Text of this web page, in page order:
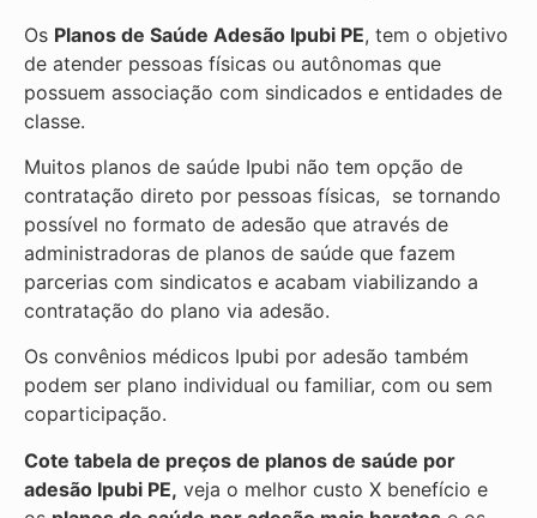
Os Planos de Saúde Adesão Ipubi PE, tem o objetivo
de atender pessoas físicas ou autônomas que
possuem associação com sindicados e entidades de
classe.
Muitos planos de saúde Ipubi não tem opção de
contratação direto por pessoas físicas, se tornando
possível no formato de adesão que através de
administradoras de planos de saúde que fazem
parcerias com sindicatos e acabam viabilizando a
contratação do plano via adesão.
Os convênios médicos Ipubi por adesão também
podem ser plano individual ou familiar, com ou sem
coparticipação.
Cote tabela de preços de planos de saúde por
adesão Ipubi PE, veja o melhor custo X benefício e